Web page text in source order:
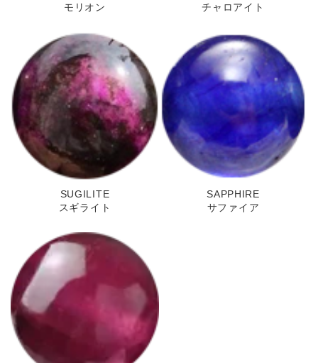
モリオン
チャロアイト
SUGILITE
スギライト
SAPPHIRE
サファイア